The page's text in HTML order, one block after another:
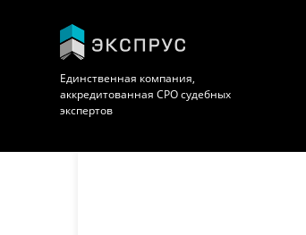
Единственная компания,
аккредитованная СРО судебных
экспертов